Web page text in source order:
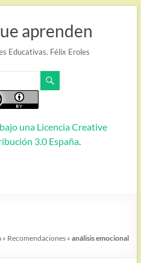
aprenden
Educativas. Félix Eroles
una Licencia Creative
3.0 España.
» Recomendaciones »análisis emocional